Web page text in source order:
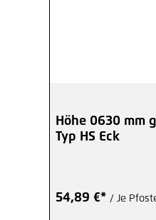
Höhe 0630 mm
Typ HS Eck
54,89 €* / Je